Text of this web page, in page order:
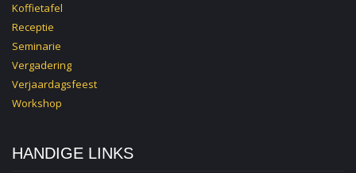
Koffietafel
Receptie
Seminarie
Vergadering
Verjaardagsfeest
Workshop
HANDIGE LINKS